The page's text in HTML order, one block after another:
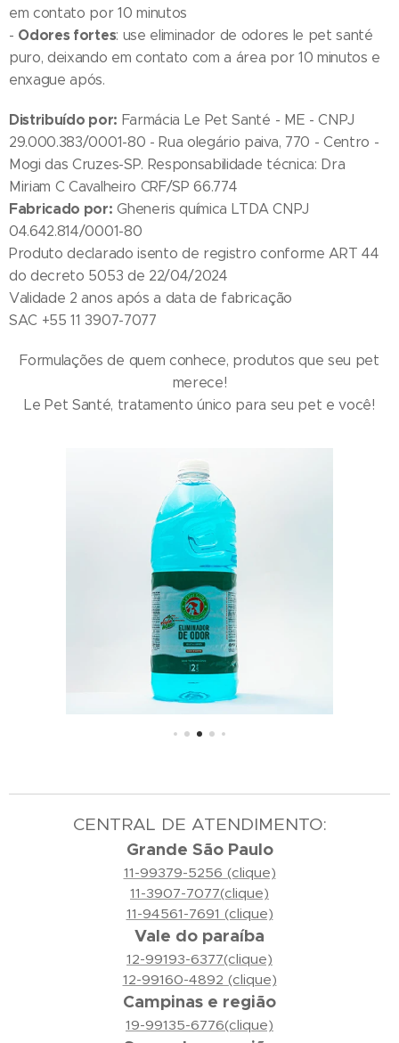
em contato por 10 minutos
- Odores fortes: use eliminador de odores le pet santé
puro, deixando em contato com a área por 10 minutos e
enxague após.
Distribuído por: Farmácia Le Pet Santé - ME - CNPJ
29.000.383/0001-80 - Rua olegário paiva, 770 - Centro -
Mogi das Cruzes-SP. Responsabilidade técnica: Dra
Miriam C Cavalheiro CRF/SP 66.774
Fabricado por: Gheneris química LTDA CNPJ
04.642.814/0001-80
Produto declarado isento de registro conforme ART 44
do decreto 5053 de 22/04/2024
Validade 2 anos após a data de fabricação
SAC +55 11 3907-7077
Formulações de quem conhece, produtos que seu pet
merece!
Le Pet Santé, tratamento único para seu pet e você!
CENTRAL DE ATENDIMENTO:
Grande São Paulo
11-99379-5256 (clique)
11-3907-7077(clique)
11-94561-7691 (clique)
Vale do paraíba
12-99193-6377(clique)
12-99160-4892 (clique)
Campinas e região
19-99135-6776(clique)